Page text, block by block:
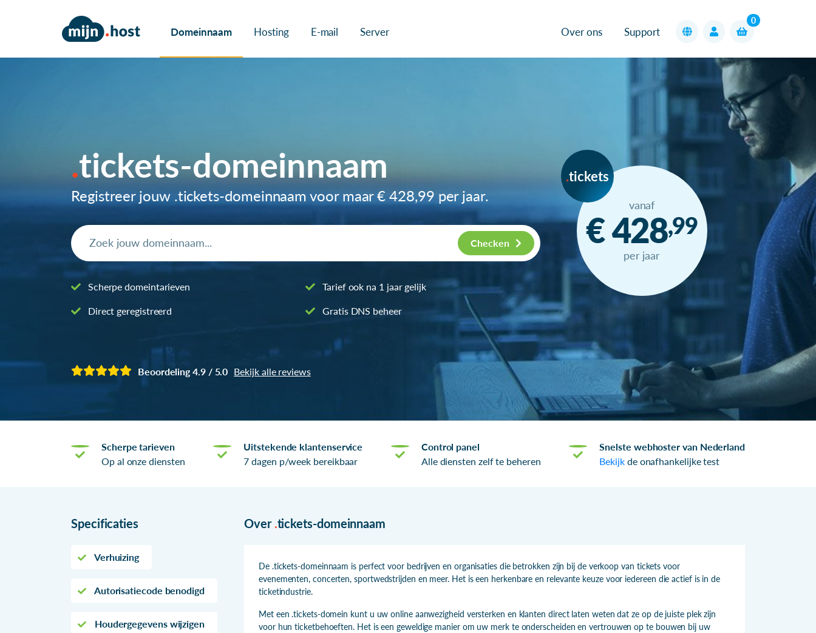
Domeinnaam Hosting E-mail Server Over ons Support
0
tickets-domeinnaam
Registreer jouw .tickets-domeinnaam voor maar€ 428,99 per jaar.
Checken
Scherpe domeintarieven
Direct geregistreerd
Tarief ook na 1 jaar gelijk
Gratis DNS beheer
tickets
vanaf
€ 428,99
per jaar
Beoordeling 4.9 / 5.0 Bekijk alle reviews
Scherpe tarieven
Op al onze diensten
Uitstekende klantenservice
7 dagen p/week bereikbaar
Control panel
Alle diensten zelf te beheren
Snelste webhoster van Nederland
Bekijkde onafhankelijke test
Specificaties
Verhuizing
Autorisatiecode benodigd
Houdergegevens wijzigen
Over .tickets-domeinnaam
De .tickets-domeinnaam is perfect voor bedrijven en organisaties die betrokken zijn bij de verkoop van tickets voor
evenementen, concerten, sportwedstrijden en meer. Het is een herkenbare en relevante keuze voor iedereen die actief is in de
ticketindustrie.
Met een .tickets-domein kunt u uw online aanwezigheid versterken en klanten direct laten weten dat ze op de juiste plek zijn
voor hun ticketbehoeften. Het is een geweldige manier om uw merk te onderscheiden en vertrouwen op te bouwen bij uw